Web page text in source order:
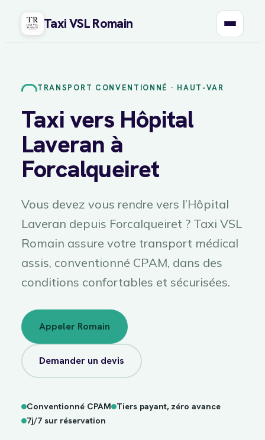
Taxi VSL Romain
TRANSPORT CONVENTIONNÉ · HAUT-VAR
Taxi vers Hôpital
Laveran à
Forcalqueiret
Vous devez vous rendre vers l’Hôpital
Laveran depuis Forcalqueiret ? Taxi VSL
Romain assure votre transport médical
assis, conventionné CPAM, dans des
conditions confortables et sécurisées.
Appeler Romain
Demander un devis
Conventionné CPAM Tiers payant, zéro avance
7j/7 sur réservation
7j/7sur
réservation